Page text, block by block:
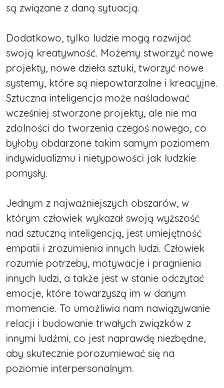
są związane z daną sytuacją.
Dodatkowo, tylko ludzie mogą rozwijać
swoją kreatywność. Możemy stworzyć nowe
projekty, nowe dzieła sztuki, tworzyć nowe
systemy, które są niepowtarzalne i kreacyjne.
Sztuczna inteligencja może naśladować
wcześniej stworzone projekty, ale nie ma
zdolności do tworzenia czegoś nowego, co
byłoby obdarzone takim samym poziomem
indywidualizmu i nietypowości jak ludzkie
pomysły.
Jednym z najważniejszych obszarów, w
którym człowiek wykazał swoją wyższość
nad sztuczną inteligencją, jest umiejętność
empatii i zrozumienia innych ludzi. Człowiek
rozumie potrzeby, motywacje i pragnienia
innych ludzi, a także jest w stanie odczytać
emocje, które towarzyszą im w danym
momencie. To umożliwia nam nawiązywanie
relacji i budowanie trwałych związków z
innymi ludźmi, co jest naprawdę niezbędne,
aby skutecznie porozumiewać się na
poziomie interpersonalnym.